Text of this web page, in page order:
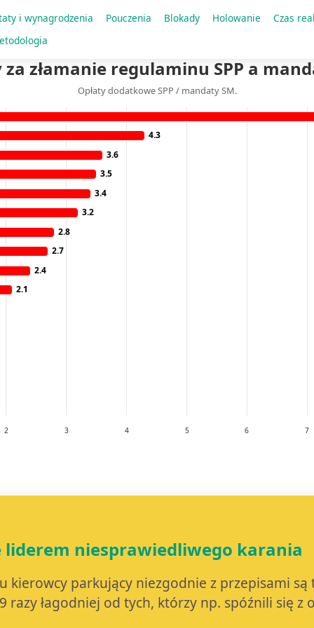
i wynagrodzenia Pouczenia Blokady Holowanie
Czas
mandaty przewyższają opłaty dodatkowe w strefie
za złamanie regulaminu SPP a
Opłaty dodatkowe SPP / mandaty SM.
4.3
3.6
3.5
3.4
3.2
2.8
2.7
2.4
2.1
2 3 4 5 6 7
liderem niesprawiedliwego karania
kierowcy parkujący niezgodnie z przepisami
razy łagodniej od tych, którzy np. spóźnili się z